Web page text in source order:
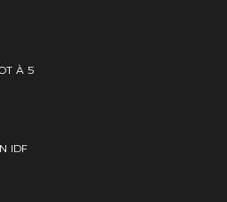
À 5
IDF